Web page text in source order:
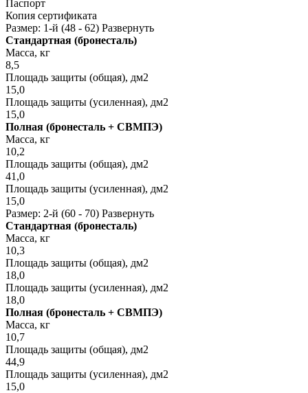
Паспорт
Копия сертификата
Размер: 1-й (48 - 62) Развернуть
Стандартная (бронесталь)
Масса, кг
8,5
Площадь защиты (общая), дм2
15,0
Площадь защиты (усиленная), дм2
15,0
Полная (бронесталь + СВМПЭ)
Масса, кг
10,2
Площадь защиты (общая), дм2
41,0
Площадь защиты (усиленная), дм2
15,0
Размер: 2-й (60 - 70) Развернуть
Стандартная (бронесталь)
Масса, кг
10,3
Площадь защиты (общая), дм2
18,0
Площадь защиты (усиленная), дм2
18,0
Полная (бронесталь + СВМПЭ)
Масса, кг
10,7
Площадь защиты (общая), дм2
44,9
Площадь защиты (усиленная), дм2
15,0